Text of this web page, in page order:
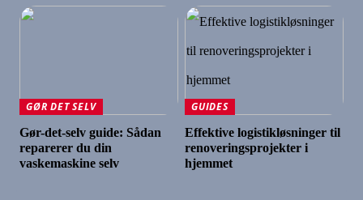
GØR DET SELV
Gør-det-selv guide: Sådan
reparerer du din
vaskemaskine selv
GUIDES
Effektive logistikløsninger til
renoveringsprojekter i
hjemmet